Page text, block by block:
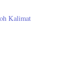
Kalimat